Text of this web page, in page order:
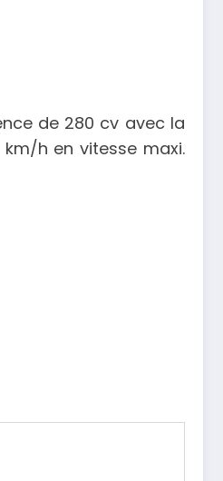
de 280 cv avec la
h en vitesse maxi.